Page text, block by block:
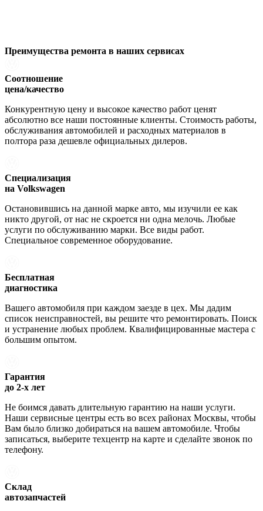
Преимущества ремонта в наших сервисах
Соотношение
цена/качество
Конкурентную цену и высокое качество работ ценят
абсолютно все наши постоянные клиенты. Стоимость работы,
обслуживания автомобилей и расходных материалов в
полтора раза дешевле официальных дилеров.
Специализация
на Volkswagen
Остановившись на данной марке авто, мы изучили ее как
никто другой, от нас не скроется ни одна мелочь. Любые
услуги по обслуживанию марки. Все виды работ.
Специальное современное оборудование.
Бесплатная
диагностика
Вашего автомобиля при каждом заезде в цех. Мы дадим
список неисправностей, вы решите что ремонтировать. Поиск
и устранение любых проблем. Квалифицированные мастера с
большим опытом.
Гарантия
до 2-х лет
Не боимся давать длительную гарантию на наши услуги.
Наши сервисные центры есть во всех районах Москвы, чтобы
Вам было близко добираться на вашем автомобиле. Чтобы
записаться, выберите техцентр на карте и сделайте звонок по
телефону.
Склад
автозапчастей